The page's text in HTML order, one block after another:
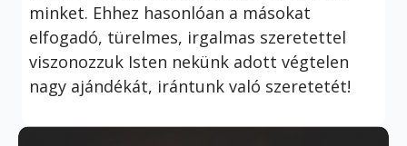
minket. Ehhez hasonlóan a másokat
elfogadó, türelmes, irgalmas szeretettel
viszonozzuk Isten nekünk adott végtelen
nagy ajándékát, irántunk való szeretetét!